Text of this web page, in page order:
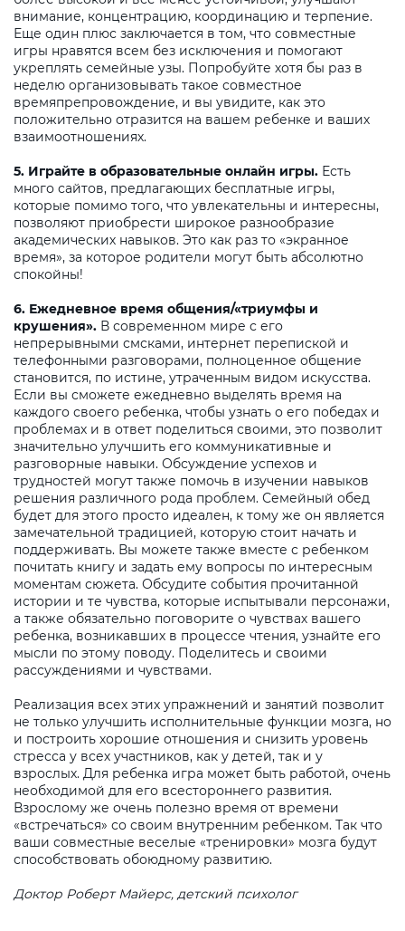
внимание, концентрацию, координацию и терпение.
Еще один плюс заключается в том, что совместные
игры нравятся всем без исключения и помогают
укреплять семейные узы. Попробуйте хотя бы раз в
неделю организовывать такое совместное
времяпрепровождение, и вы увидите, как это
положительно отразится на вашем ребенке и ваших
взаимоотношениях.
5. Играйте в образовательные онлайн игры. Есть
много сайтов, предлагающих бесплатные игры,
которые помимо того, что увлекательны и интересны,
позволяют приобрести широкое разнообразие
академических навыков. Это как раз то «экранное
время», за которое родители могут быть абсолютно
спокойны!
6. Ежедневное время общения/«триумфы и
крушения». В современном мире с его
непрерывными смсками, интернет перепиской и
телефонными разговорами, полноценное общение
становится, по истине, утраченным видом искусства.
Если вы сможете ежедневно выделять время на
каждого своего ребенка, чтобы узнать о его победах и
проблемах и в ответ поделиться своими, это позволит
значительно улучшить его коммуникативные и
разговорные навыки. Обсуждение успехов и
трудностей могут также помочь в изучении навыков
решения различного рода проблем. Семейный обед
будет для этого просто идеален, к тому же он является
замечательной традицией, которую стоит начать и
поддерживать. Вы можете также вместе с ребенком
почитать книгу и задать ему вопросы по интересным
моментам сюжета. Обсудите события прочитанной
истории и те чувства, которые испытывали персонажи,
а также обязательно поговорите о чувствах вашего
ребенка, возникавших в процессе чтения, узнайте его
мысли по этому поводу. Поделитесь и своими
рассуждениями и чувствами.
Реализация всех этих упражнений и занятий позволит
не только улучшить исполнительные функции мозга, но
и построить хорошие отношения и снизить уровень
стресса у всех участников, как у детей, так и у
взрослых. Для ребенка игра может быть работой, очень
необходимой для его всестороннего развития.
Взрослому же очень полезно время от времени
«встречаться» со своим внутренним ребенком. Так что
ваши совместные веселые «тренировки» мозга будут
способствовать обоюдному развитию.
Доктор Роберт Майерс, детский психолог